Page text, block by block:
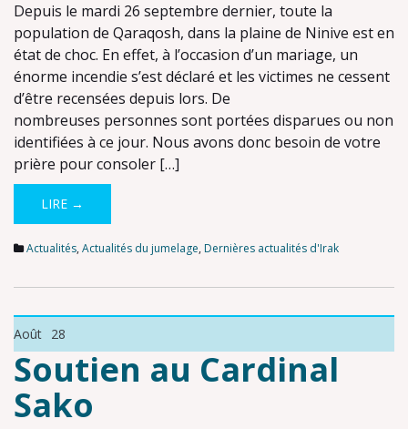
Depuis le mardi 26 septembre dernier, toute la
population de Qaraqosh, dans la plaine de Ninive est en
état de choc. En effet, à l’occasion d’un mariage, un
énorme incendie s’est déclaré et les victimes ne cessent
d’être recensées depuis lors. De
nombreuses personnes sont portées disparues ou non
identifiées à ce jour. Nous avons donc besoin de votre
prière pour consoler […]
LIRE →
Actualités,Actualités du jumelage,Dernières actualités d'Irak
Août 28
Soutien au Cardinal
Sako